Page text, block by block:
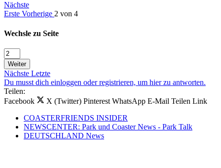
Nächste
Erste Vorherige 2 von 4
Wechsle zu Seite
Weiter
Nächste Letzte
Du musst dich einloggen oder registrieren, um hier zu antworten.
Teilen:
Facebook
X (Twitter) Pinterest WhatsApp E-Mail Teilen Link
COASTERFRIENDS INSIDER
NEWSCENTER: Park und Coaster News - Park Talk
DEUTSCHLAND News